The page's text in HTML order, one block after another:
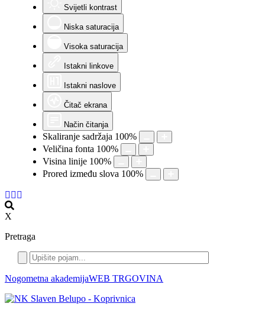
Svijetli kontrast
Niska saturacija
Visoka saturacija
Istakni linkove
Istakni naslove
Čitač ekrana
Način čitanja
Skaliranje sadržaja 100%
Veličina fonta 100%
Visina linije 100%
Prored između slova 100%
X
Pretraga
Nogometna akademijaWEB TRGOVINA